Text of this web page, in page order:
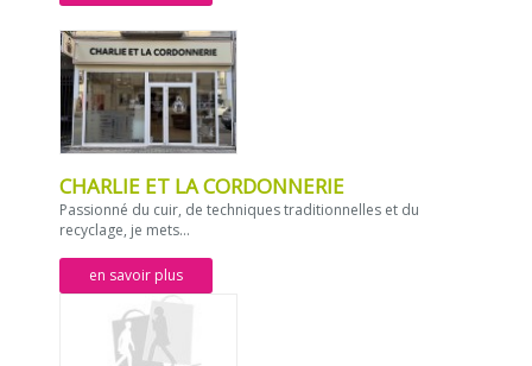
CHARLIE ET LA CORDONNERIE
Passionné du cuir, de techniques traditionnelles et du
recyclage, je mets...
en savoir plus